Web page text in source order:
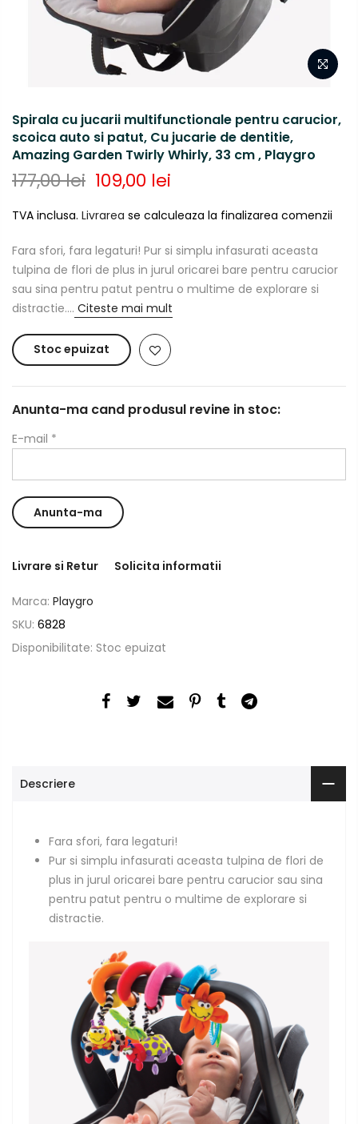
Spirala cu jucarii multifunctionale pentru carucior,
scoica auto si patut, Cu jucarie de dentitie,
Amazing Garden Twirly Whirly, 33 cm , Playgro
177,00 lei 109,00 lei
TVA inclusa. Livrarea se calculeaza la finalizarea comenzii
Fara sfori, fara legaturi! Pur si simplu infasurati aceasta
tulpina de flori de plus in jurul oricarei bare pentru carucior
sau sina pentru patut pentru o multime de explorare si
distractie.... Citeste mai mult
Stoc epuizat
Anunta-ma cand produsul revine in stoc:
E-mail *
Livrare si Retur Solicita informatii
Marca: Playgro
SKU: 6828
Disponibilitate: Stoc epuizat
Descriere
Fara sfori, fara legaturi!
Pur si simplu infasurati aceasta tulpina de flori de
plus in jurul oricarei bare pentru carucior sau sina
pentru patut pentru o multime de explorare si
distractie.